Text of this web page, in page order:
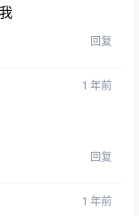
回复
1 年前
回复
1 年前